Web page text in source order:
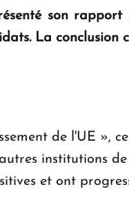
son
La
de l'UE »,
institutions
et ont